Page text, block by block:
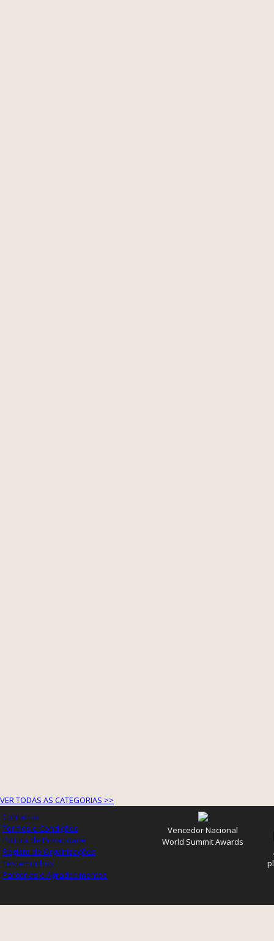
VER TODAS AS CATEGORIAS >>
Contactos
Termos e Condições
Política de Privacidade
Registo de Organizações
Testemunhos
Parcerias e Agradecimentos
Vencedor Nacional
World Summit Awards